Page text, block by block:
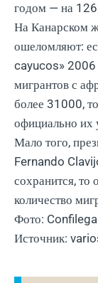
годом — на
На Канарском
ошеломляют:
cayucos» 2006
мигрантов с
более 31000,
официально
Мало того,
Fernando
сохранится, то
количество
Фото:
Источник: